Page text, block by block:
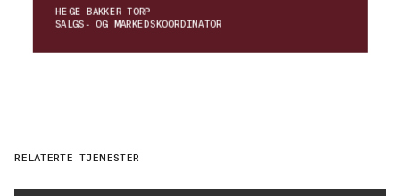
HEGE BAKKER TORP
SALGS- OG MARKEDSKOORDINATOR
RELATERTE TJENESTER